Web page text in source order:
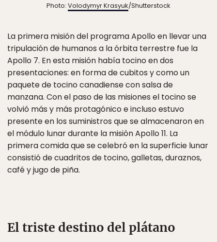
Photo: Volodymyr Krasyuk/Shutterstock
La primera misión del programa Apollo en llevar una
tripulación de humanos a la órbita terrestre fue la
Apollo 7. En esta misión había tocino en dos
presentaciones: en forma de cubitos y como un
paquete de tocino canadiense con salsa de
manzana. Con el paso de las misiones el tocino se
volvió más y más protagónico e incluso estuvo
presente en los suministros que se almacenaron en
el módulo lunar durante la misión Apollo 11. La
primera comida que se celebró en la superficie lunar
consistió de cuadritos de tocino, galletas, duraznos,
café y jugo de piña.
El triste destino del plátano